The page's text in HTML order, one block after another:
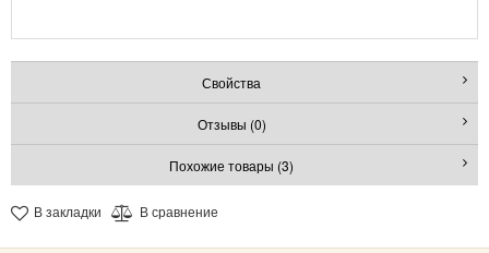
Свойства
Отзывы (0)
Похожие товары (3)
В закладки В сравнение